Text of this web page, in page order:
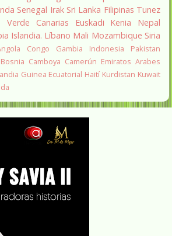
Senegal Irak Sri Lanka Filipinas Tunez
Verde Canarias Euskadi Kenia
Nepal
Islandia. Líbano Mali Mozambique Siria
Congo Gambia Indonesia
Pakistan
Bosnia Camboya Camerún Emiratos Arabes
Guinea Ecuatorial Haití Kurdistan Kuwait